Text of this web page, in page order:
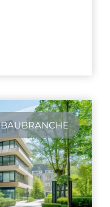
BAUBRANCHE